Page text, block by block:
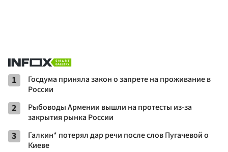
1
Госдума приняла закон о запрете на проживание в
России
2
Рыбоводы Армении вышли на протесты из-за
закрытия рынка России
3
Галкин* потерял дар речи после слов Пугачевой о
Киеве